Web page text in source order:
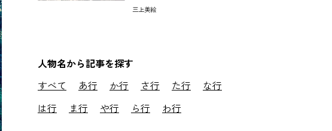
三上美絵
人物名から記事を探す
すべて
あ行 か行 さ行 た行
な行
は行
ま行 や行 ら行 わ行